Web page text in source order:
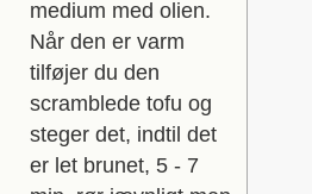
medium med olien.
Når den er varm
tilføjer du den
scramblede tofu og
steger det, indtil det
er let brunet, 5 - 7